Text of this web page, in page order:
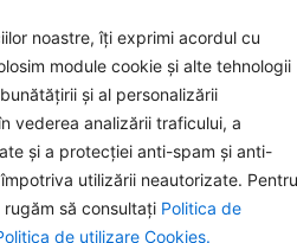
noastre, îți exprimi acordul cu
module cookie și alte tehnologii
și al personalizării
vederea analizării traficului, a
și a protecției anti-spam și anti-
utilizării neautorizate. Pentru
să consultați Politica de
de utilizare Cookies.